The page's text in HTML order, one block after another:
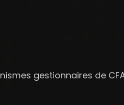
gestionnaires de